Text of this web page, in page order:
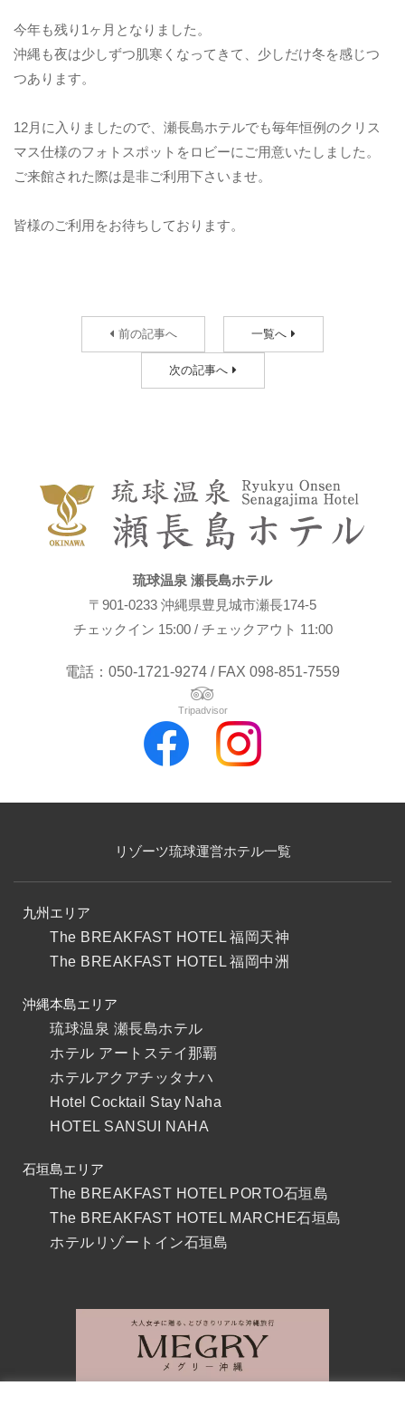
今年も残り1ヶ月となりました。
沖縄も夜は少しずつ肌寒くなってきて、少しだけ冬を感じつ
つあります。
12月に入りましたので、瀬長島ホテルでも毎年恒例のクリス
マス仕様のフォトスポットをロビーにご用意いたしました。
ご来館された際は是非ご利用下さいませ。
皆様のご利用をお待ちしております。
前の記事へ 一覧へ
次の記事へ
琉球温泉 瀬長島ホテル
〒901-0233 沖縄県豊見城市瀬長174-5
チェックイン 15:00 / チェックアウト 11:00
電話：050-1721-9274 / FAX 098-851-7559
Tripadvisor
リゾーツ琉球運営ホテル一覧
九州エリア
The BREAKFAST HOTEL 福岡天神
The BREAKFAST HOTEL 福岡中洲
沖縄本島エリア
琉球温泉 瀬長島ホテル
ホテル アートステイ那覇
ホテルアクアチッタナハ
Hotel Cocktail Stay Naha
HOTEL SANSUI NAHA
石垣島エリア
The BREAKFAST HOTEL PORTO石垣島
The BREAKFAST HOTEL MARCHE石垣島
ホテルリゾートイン石垣島